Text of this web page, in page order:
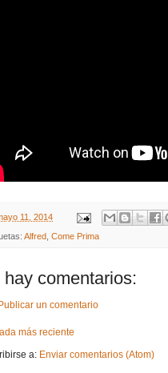
11, 2014
Alfred Come Prima
hay comentarios:
Publicar un comentario
más reciente
a: Enviar comentarios (Atom)